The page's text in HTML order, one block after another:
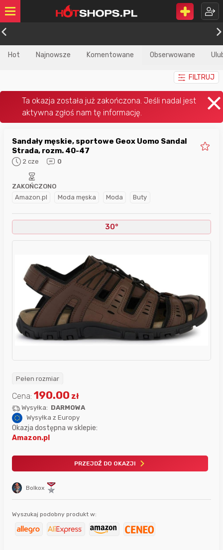
Hot Najnowsze Komentowane Obserwowane
FILTRUJ
Sandały męskie, sportowe Geox Uomo Sandal
Strada, rozm. 40-47
2 cze 0
Amazon.pl Moda męska Moda Buty
ZAKOŃCZONO
30°
Pełen rozmiar
Bolkox
Cena: 190.00 zł
Wysyłka: DARMOWA
Wysyłka z Europy
Okazja dostępna w sklepie:
Amazon.pl
PRZEJDŹ DO OKAZJI
Wyszukaj podobny produkt w: